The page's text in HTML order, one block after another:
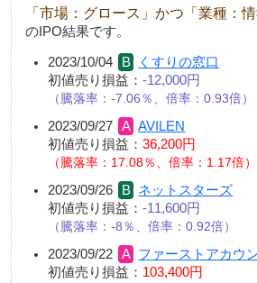
「市場：グロース」かつ「業種：情
のIPO結果です。
2023/10/04
くすりの窓口
初値売り損益： -12,000円
騰落率：-7.06％、倍率：0.93倍
2023/09/27
AVILEN
初値売り損益： 36,200円
騰落率：17.08％、倍率：1.17倍
2023/09/26
ネットスターズ
初値売り損益： -11,600円
騰落率：-8％、倍率：0.92倍
2023/09/22
ファーストアカウ
初値売り損益： 103,400円